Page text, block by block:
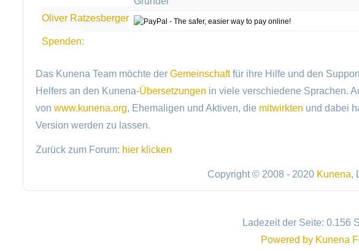
Oliver Ratzesberger
Spenden:
Das Kunena Team möchte der Gemeinschaftfür ihre Hilfe und den
Helfers an den Kunena-Übersetzungen in viele verschiedene Sprachen.
von www.kunena.org, Ehemaligen und Aktiven, die mitwirkten und dabei
Version werden zu lassen.
Zurück zum Forum: hier klicken
Copyright © 2008 - 2020 Kunena,
Ladezeit der Seite: 0.156
Powered by Kunena